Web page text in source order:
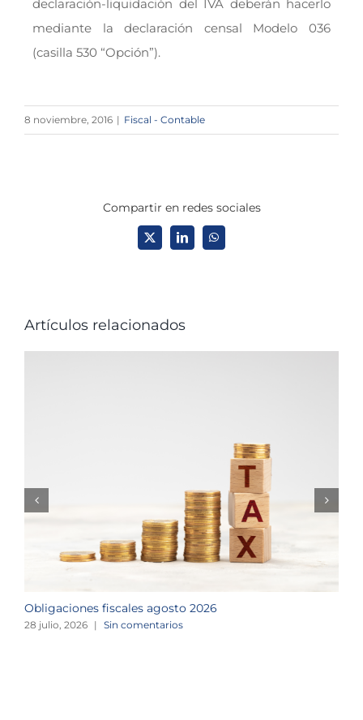
declaración-liquidación del IVA deberán hacerlo
mediante la declaración censal Modelo 036
(casilla 530 “Opción”).
8 noviembre, 2016 | Fiscal - Contable
Compartir en redes sociales
X LinkedInWhatsApp
Artículos relacionados
Obligaciones fiscales agosto 2026
28 julio, 2026 | Sin comentarios